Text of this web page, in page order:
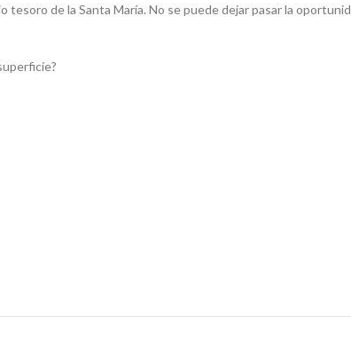
de la Santa María. No se puede dejar pasar la